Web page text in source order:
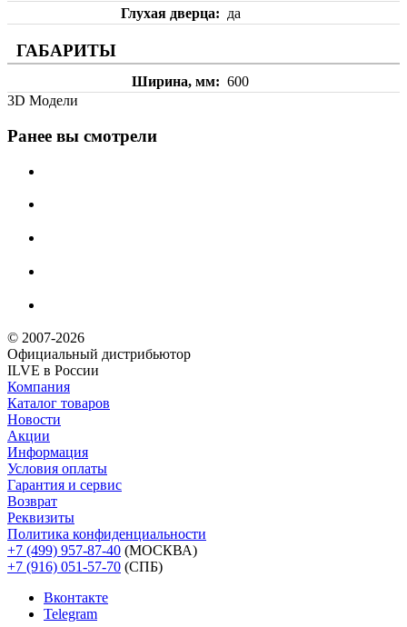
Глухая дверца да
ГАБАРИТЫ
Ширина, мм
600
3D Модели
Ранее вы смотрели
© 2007-2026
Официальный дистрибьютoр
ILVE в России
Компания
Каталог товаров
Новости
Акции
Информация
Условия оплаты
Гарантия и сервис
Возврат
Реквизиты
Политика конфиденциальности
+7 (499) 957-87-40 (МОСКВА)
+7 (916) 051-57-70 (СПБ)
Вконтакте
Telegram